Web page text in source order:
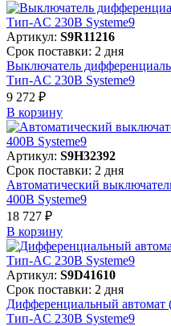
Артикул: S9R11216
Срок поставки: 2 дня
Выключатель
Тип-AC 230В Systeme9
9 272 ₽
В корзинy
Артикул: S9H32392
Срок поставки: 2 дня
Автоматический
400В Systeme9
18 727 ₽
В корзинy
Артикул: S9D41610
Срок поставки: 2 дня
Дифференциальный
Тип-AC 230В Systeme9